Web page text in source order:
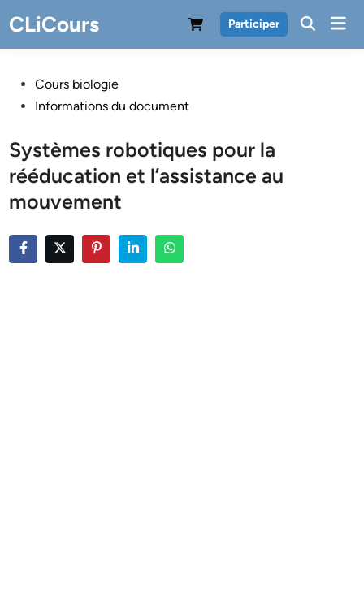
to
content
CLiCours Participer
PostedCours biologie
Informations du document
Systèmes robotiques pour la
rééducation et l’assistance au
mouvement